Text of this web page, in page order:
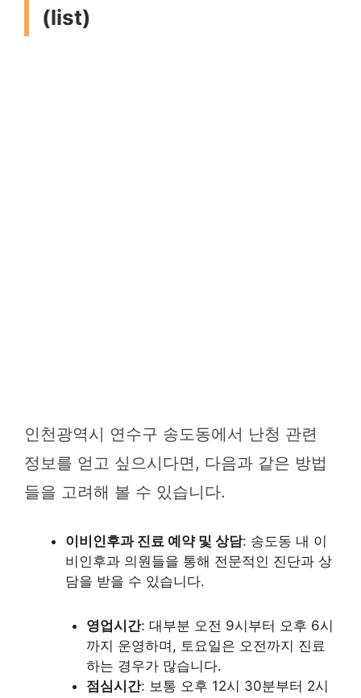
(list)
인천광역시 연수구 송도동에서 난청 관련
정보를 얻고 싶으시다면, 다음과 같은 방법
들을 고려해 볼 수 있습니다.
이비인후과 진료 예약 및 상담: 송도동 내 이
비인후과 의원들을 통해 전문적인 진단과 상
담을 받을 수 있습니다.
영업시간: 대부분 오전 9시부터 오후 6시
까지 운영하며, 토요일은 오전까지 진료
하는 경우가 많습니다.
점심시간: 보통 오후 12시 30분부터 2시